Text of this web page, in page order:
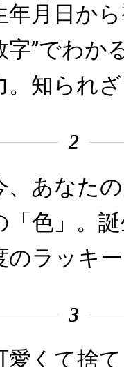
年月日か
字”でわか
。知られ
2
、あなた
「色」。
のラッキ
3
愛くて捨